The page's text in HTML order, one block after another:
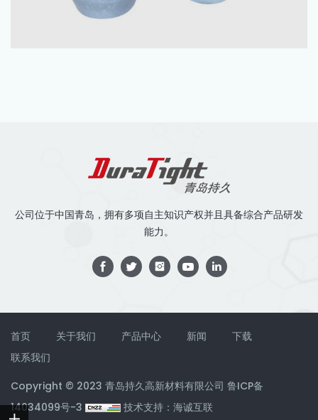
公司位于中国青岛，拥有多项自主知识产权并且具备综合产品研发
能力。
首页 关于我们 产品中心 新闻
下载
联系我们
Copyright © 2023 青岛持久高新材料有限公司 鲁ICP备
14034099号-3
技术支持：海诚互联